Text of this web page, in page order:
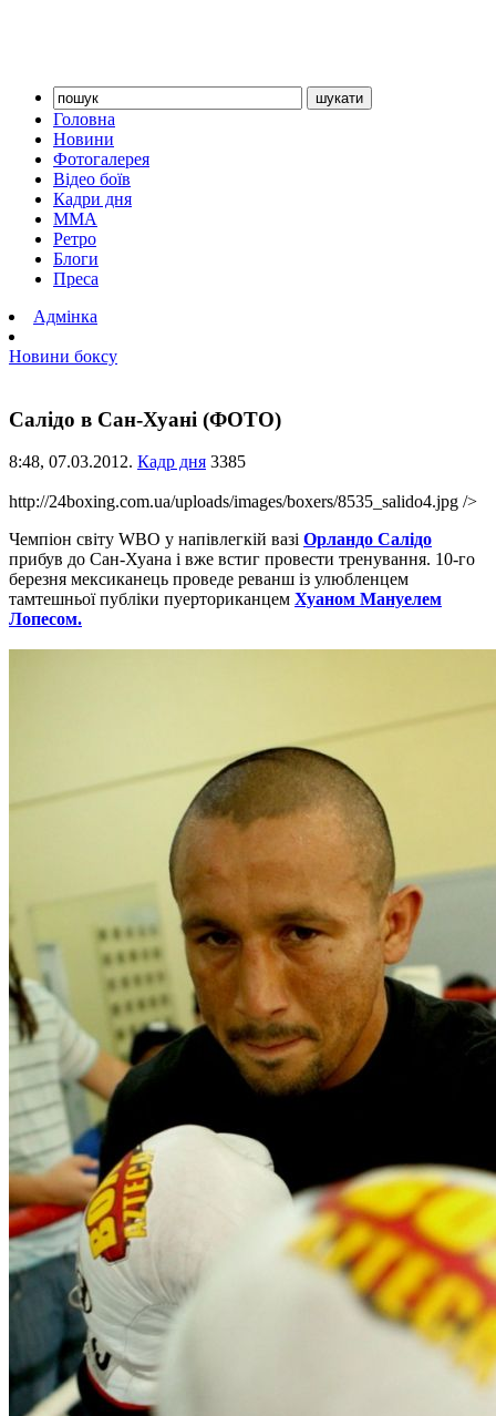
Головна
Новини
Фотогалерея
Відео боїв
Кадри дня
ММА
Ретро
Блоги
Преса
Адмінка
Новини боксу
Салідо в Сан-Хуані (ФОТО)
8:48, 07.03.2012. Кадр дня 3385
http://24boxing.com.ua/uploads/images/boxers/8535_salido4.jpg />
Чемпіон світу WBO у напівлегкій вазі Орландо Салідо
прибув до Сан-Хуана і вже встиг провести тренування. 10-го
березня мексиканець проведе реванш із улюбленцем
тамтешньої публіки пуерториканцем Хуаном Мануелем
Лопесом.